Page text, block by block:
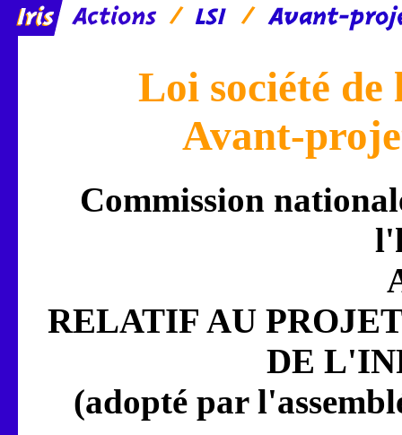
Loi société
Avant-
Commission
RELATIF AU
DE
(adopté par